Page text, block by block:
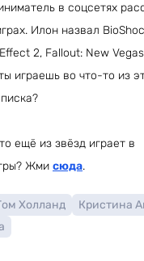
в соцсетях
Илон назвал
2, Fallout: New
играешь во что-то из
ещё из звёзд играет в
Жми сюда.
Холланд
Кристина